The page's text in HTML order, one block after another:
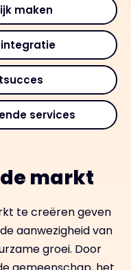
maken
services
markt
te creëren geven
aanwezigheid van
groei. Door